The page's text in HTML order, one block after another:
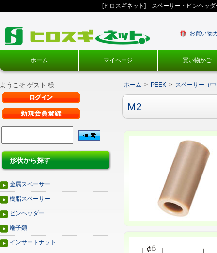
[ヒロスギネット] スペーサー・ピンヘッ
お買い物
ホーム マイページ 買い物かご
ようこそ ゲスト 様
形状から探す
金属スペーサー
樹脂スペーサー
ピンヘッダー
端子類
インサートナット
ホーム > PEEK > スペーサー（
M2